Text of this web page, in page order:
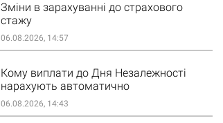
Зміни в зарахуванні до страхового
стажу
06.08.2026, 14:57
Кому виплати до Дня Незалежності
нарахують автоматично
06.08.2026, 14:43